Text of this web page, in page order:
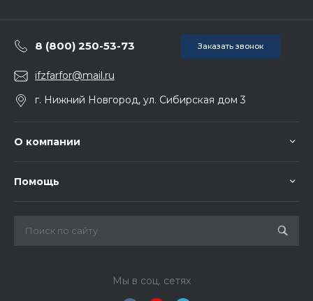
8 (800) 250-53-73 Заказать звонок
ifzfarfor@mail.ru
г. Нижний Новгород, ул. Сибирская дом 3
О компании
Помощь
Мы в соц. сетях